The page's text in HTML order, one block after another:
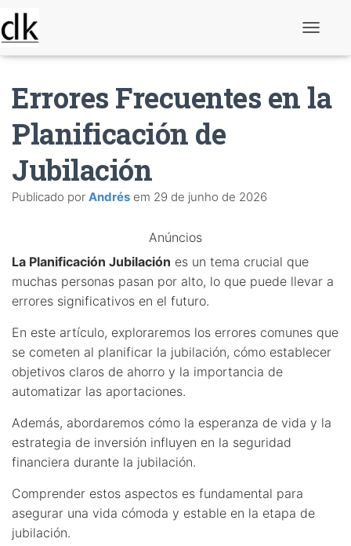
n
Errores Frecuentes en la
Planificación de
Jubilación
Publicado por Andrés em 29 de junho de 2026
Anúncios
La Planificación Jubilación es un tema crucial que
muchas personas pasan por alto, lo que puede llevar a
errores significativos en el futuro.
En este artículo, exploraremos los errores comunes que
se cometen al planificar la jubilación, cómo establecer
objetivos claros de ahorro y la importancia de
automatizar las aportaciones.
Además, abordaremos cómo la esperanza de vida y la
estrategia de inversión influyen en la seguridad
financiera durante la jubilación.
Comprender estos aspectos es fundamental para
asegurar una vida cómoda y estable en la etapa de
jubilación.